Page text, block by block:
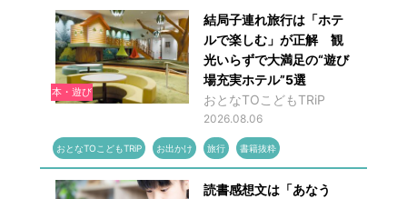
本・遊び
結局子連れ旅行は「ホテ
ルで楽しむ」が正解 観
光いらずで大満足の“遊び
場充実ホテル”5選
おとなTOこどもTRiP
2026.08.06
おとなTOこどもTRiP お出かけ 旅行 書籍抜粋
読書感想文は「あなう